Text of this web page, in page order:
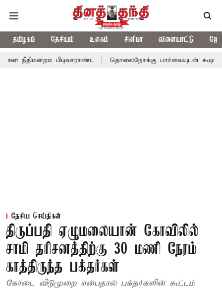
தமிழகம் தேசியம் உலகம் சினிமா விளையாட்டு
பிடிவாராண்ட் தொலைநோக்கு பார்வையுடன் கூடிய வேளாண்
தேசிய செய்திகள்
திருப்பதி ஏழுமலையான் கோவிலில்
சாமி தரிசனத்திற்கு 30 மணி நேரம்
காத்திருந்த பக்தர்கள்
கோடை விடுமுறை என்பதால் பக்தர்களின் கூட்டம்